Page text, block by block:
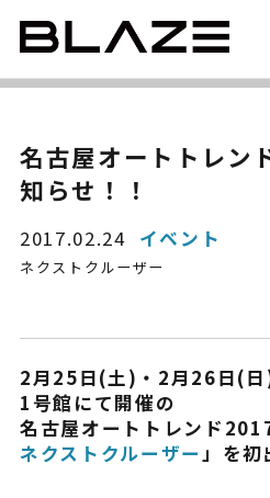
電動アシスト自転車
STYLE
NEWS
名古屋オートトレン
知らせ！！
2017.02.24 イベント
ネクストクルーザー
2月25日(土)・2月26日(日
1号館にて開催の
名古屋オートトレンド
ネクストクルーザー」を初